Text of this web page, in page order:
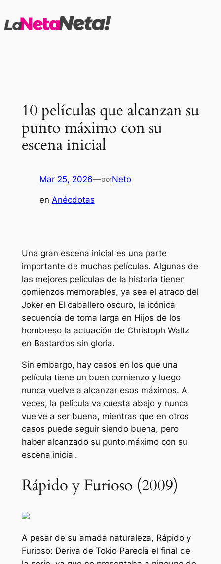
al
10 películas que alcanzan su
punto máximo con su
escena inicial
Mar 25, 2026—porNeto
en Anécdotas
Una gran escena inicial es una parte
importante de muchas películas. Algunas de
las mejores películas de la historia tienen
comienzos memorables, ya sea el atraco del
Joker en El caballero oscuro, la icónica
secuencia de toma larga en Hijos de los
hombreso la actuación de Christoph Waltz
en Bastardos sin gloria.
Sin embargo, hay casos en los que una
película tiene un buen comienzo y luego
nunca vuelve a alcanzar esos máximos. A
veces, la película va cuesta abajo y nunca
vuelve a ser buena, mientras que en otros
casos puede seguir siendo buena, pero
haber alcanzado su punto máximo con su
escena inicial.
Rápido y Furioso (2009)
A pesar de su amada naturaleza, Rápido y
Furioso: Deriva de TokioParecía el final de